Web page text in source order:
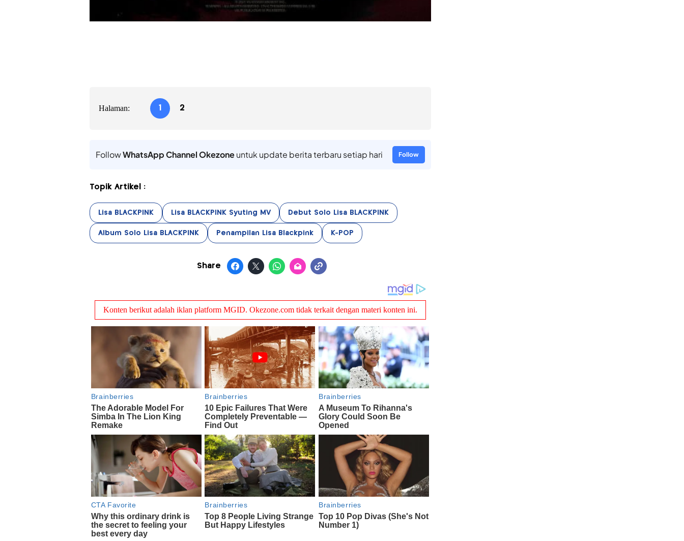
Halaman: 1 2
FollowWhatsApp Channel Okezoneuntuk update berita terbaru setiap hari Follow
Topik Artikel :
Lisa BLACKPINK Lisa BLACKPINK Syuting MV Debut Solo Lisa BLACKPINK
Album Solo Lisa BLACKPINK Penampilan Lisa Blackpink K-POP
Share